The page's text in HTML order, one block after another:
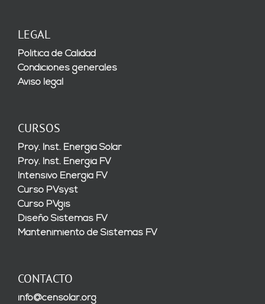
LEGAL
Política de Calidad
Condiciones generales
Aviso legal
CURSOS
Proy. Inst. Energía Solar
Proy. Inst. Energía FV
Intensivo Energía FV
Curso PVsyst
Curso PVgis
Diseño Sistemas FV
Mantenimiento de Sistemas FV
CONTACTO
info@censolar.org